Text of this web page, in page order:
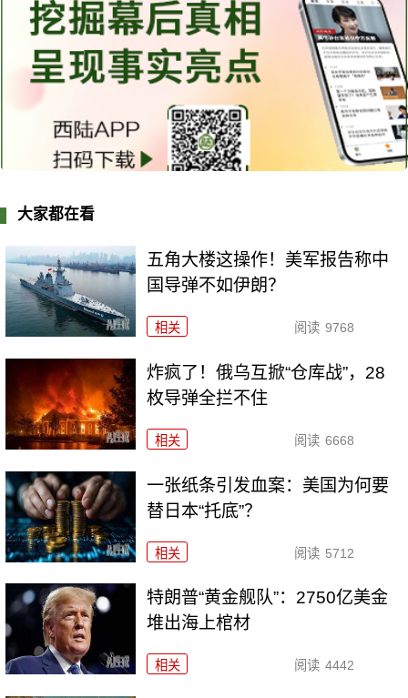
大家都在看
五角大楼这操作！美军报告称中
国导弹不如伊朗？
相关 阅读 9768
炸疯了！俄乌互掀“仓库战”，28
枚导弹全拦不住
相关 阅读 6668
一张纸条引发血案：美国为何要
替日本“托底”？
相关 阅读 5712
特朗普“黄金舰队”：2750亿美金
堆出海上棺材
相关 阅读 4442